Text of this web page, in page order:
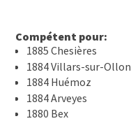
Compétent pour:
1885 Chesières
1884 Villars-sur-Ollon
1884 Huémoz
1884 Arveyes
1880 Bex